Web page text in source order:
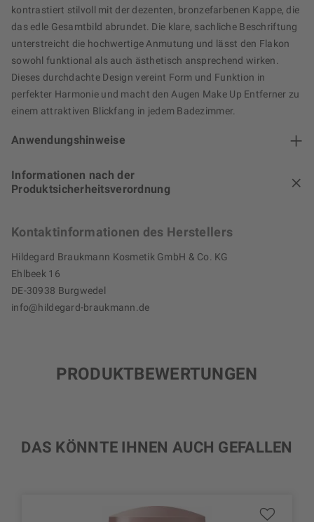
kontrastiert stilvoll mit der dezenten, bronzefarbenen Kappe, die
das edle Gesamtbild abrundet. Die klare, sachliche Beschriftung
unterstreicht die hochwertige Anmutung und lässt den Flakon
sowohl funktional als auch ästhetisch ansprechend wirken.
Dieses durchdachte Design vereint Form und Funktion in
perfekter Harmonie und macht den Augen Make Up Entferner zu
einem attraktiven Blickfang in jedem Badezimmer.
Anwendungshinweise
Informationen nach der
Produktsicherheitsverordnung
Kontaktinformationen des Herstellers
Hildegard Braukmann Kosmetik GmbH & Co. KG
Ehlbeek 16
DE-30938 Burgwedel
info@hildegard-braukmann.de
PRODUKTBEWERTUNGEN
DAS KÖNNTE IHNEN AUCH GEFALLEN